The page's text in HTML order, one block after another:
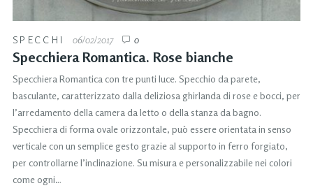
SPECCHI 06/02/2017 0
Specchiera Romantica. Rose bianche
Specchiera Romantica con tre punti luce. Specchio da parete,
basculante, caratterizzato dalla deliziosa ghirlanda di rose e bocci, per
l’arredamento della camera da letto o della stanza da bagno.
Specchiera di forma ovale orizzontale, può essere orientata in senso
verticale con un semplice gesto grazie al supporto in ferro forgiato,
per controllarne l’inclinazione. Su misura e personalizzabile nei colori
come ogni…